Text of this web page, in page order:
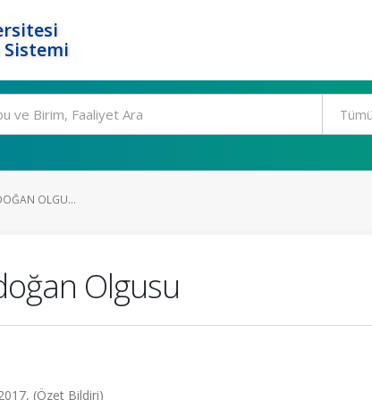
OLGU...
Olgusu
(Özet Bildiri)